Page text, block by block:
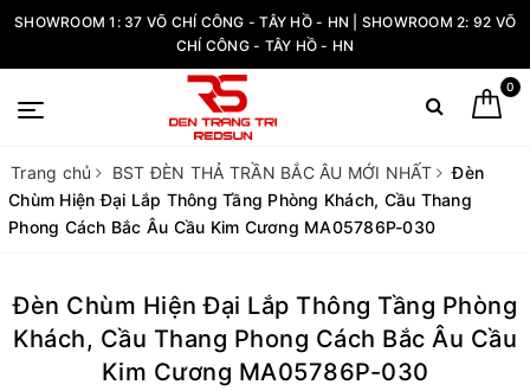
SHOWROOM 1: 37 VÕ CHÍ CÔNG - TÂY HỒ - HN | SHOWROOM 2: 92 VÕ
CHÍ CÔNG - TÂY HỒ - HN
0
Trang chủ BST ĐÈN THẢ TRẦN BẮC ÂU MỚI NHẤT
Đèn
Chùm Hiện Đại Lắp Thông Tầng Phòng Khách, Cầu Thang
Phong Cách Bắc Âu Cầu Kim Cương MA05786P-030
Đèn Chùm Hiện Đại Lắp Thông Tầng Phòng
Khách, Cầu Thang Phong Cách Bắc Âu Cầu
Kim Cương MA05786P-030